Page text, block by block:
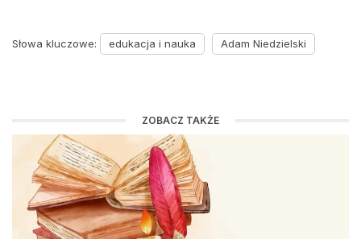
Słowa kluczowe: edukacja i nauka Adam Niedzielski
ZOBACZ TAKŻE